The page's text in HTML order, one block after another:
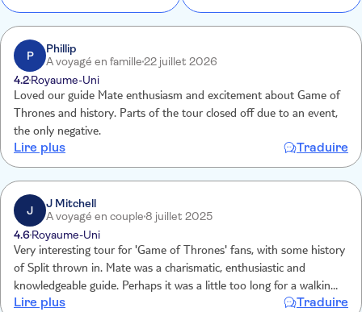
P
Phillip
A voyagé en famille22 juillet 2026
4.2Royaume-Uni
Loved our guide Mate enthusiasm and excitement about Game of
Thrones and history. Parts of the tour closed off due to an event,
the only negative.
Lire plus Traduire
J
J Mitchell
A voyagé en couple 8 juillet 2025
4.6Royaume-Uni
Very interesting tour for 'Game of Thrones' fans, with some history
of Split thrown in. Mate was a charismatic, enthusiastic and
knowledgeable guide. Perhaps it was a little too long for a walking
tour in the heat, lingering a little too long in some areas.
Lire plus Traduire